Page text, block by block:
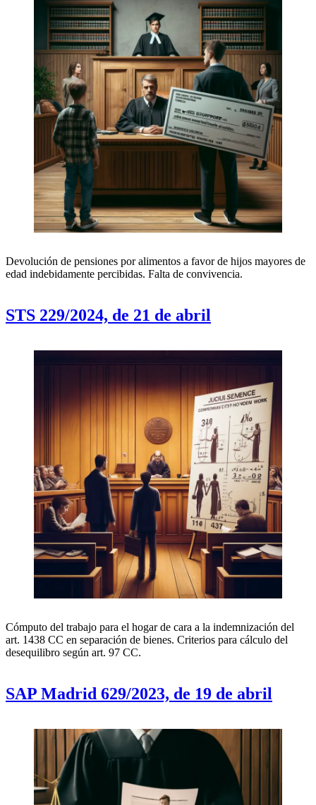
Devolución de pensiones por alimentos a favor de hijos mayores de
edad indebidamente percibidas. Falta de convivencia.
STS 229/2024, de 21 de abril
Cómputo del trabajo para el hogar de cara a la indemnización del
art. 1438 CC en separación de bienes. Criterios para cálculo del
desequilibro según art. 97 CC.
SAP Madrid 629/2023, de 19 de abril